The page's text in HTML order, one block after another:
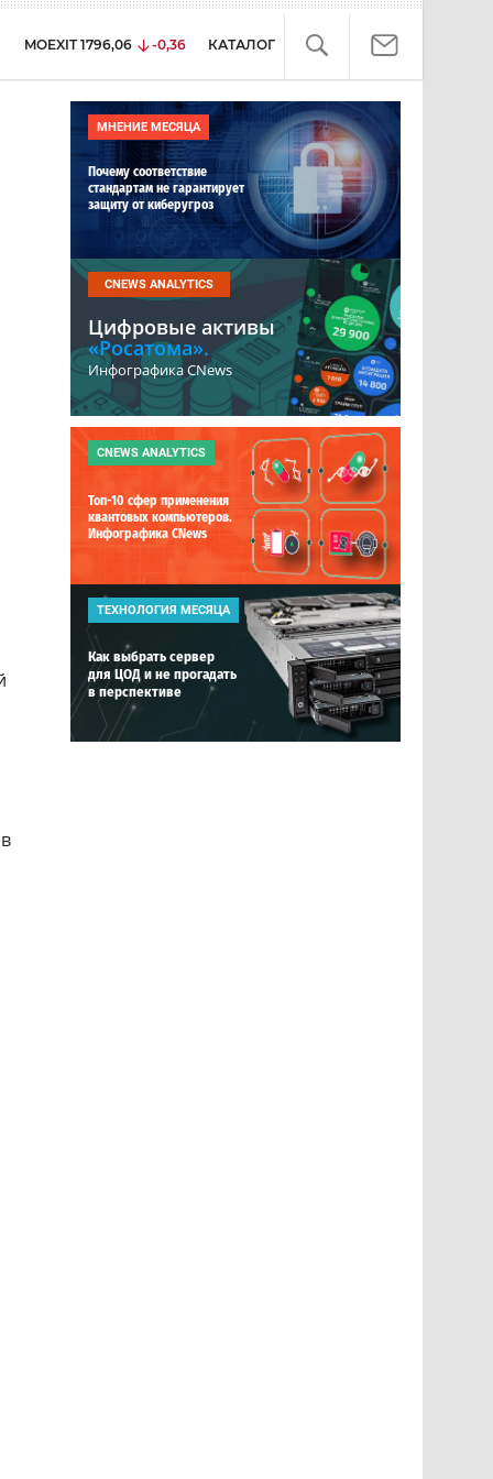
MOEXIT 1796,06 -0,36 КАТАЛОГ
МНЕНИЕ МЕСЯЦА
Почему соответствие
стандартам не гарантирует
защиту от киберугроз
CNEWS ANALYTICS
Цифровые активы
«Росатома».
Инфографика CNews
CNEWS ANALYTICS
Топ-10 сфер применения
квантовых компьютеров.
Инфографика CNews
ТЕХНОЛОГИЯ МЕСЯЦА
Как выбрать сервер
для ЦОД и не прогадать
в перспективе